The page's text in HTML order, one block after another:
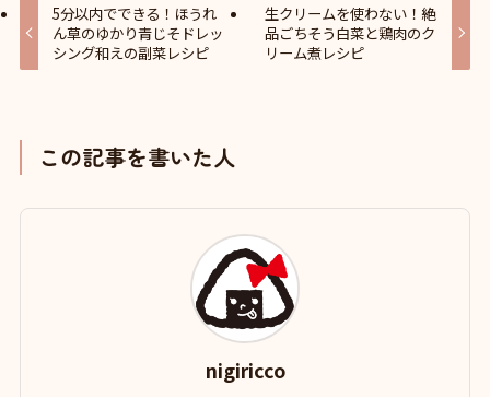
5分以内でできる！ほうれ
ん草のゆかり青じそドレッ
シング和えの副菜レシピ
生クリームを使わない！絶
品ごちそう白菜と鶏肉のク
リーム煮レシピ
この記事を書いた人
nigiricco